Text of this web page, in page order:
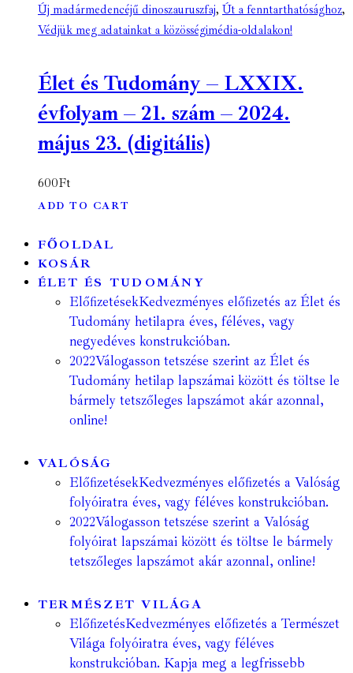
Új madármedencéjű dinoszauruszfaj, Út a fenntarthatósághoz,
Védjük meg adatainkat a közösségimédia-oldalakon!
Élet és Tudomány – LXXIX.
évfolyam – 21. szám – 2024.
május 23. (digitális)
600Ft
ADD TO CART
FŐOLDAL
KOSÁR
ÉLET ÉS TUDOMÁNY
ElőfizetésekKedvezményes előfizetés az Élet és
Tudomány hetilapra éves, féléves, vagy
negyedéves konstrukcióban.
2022Válogasson tetszése szerint az Élet és
Tudomány hetilap lapszámai között és töltse le
bármely tetszőleges lapszámot akár azonnal,
online!
VALÓSÁG
ElőfizetésekKedvezményes előfizetés a Valóság
folyóiratra éves, vagy féléves konstrukcióban.
2022Válogasson tetszése szerint a Valóság
folyóirat lapszámai között és töltse le bármely
tetszőleges lapszámot akár azonnal, online!
TERMÉSZET VILÁGA
ElőfizetésKedvezményes előfizetés a Természet
Világa folyóiratra éves, vagy féléves
konstrukcióban. Kapja meg a legfrissebb